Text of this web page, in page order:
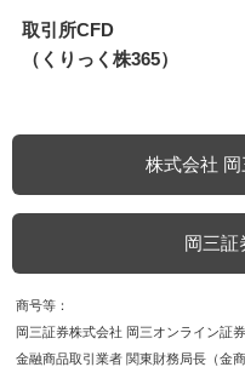
取引所CFD
（くりっく株365）
株式会社
岡三証
商号等
岡三証券株式会社 岡三オンライン証
金融商品取引業者 関東財務局長（金